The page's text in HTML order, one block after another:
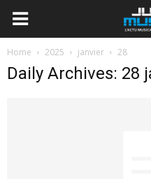
Home 2025 janvier 28
Daily Archives: 28